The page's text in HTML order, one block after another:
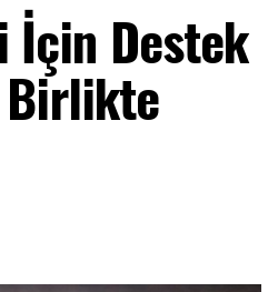
İçin Destek
Birlikte